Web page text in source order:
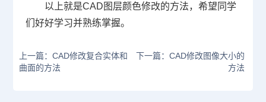
以上就是CAD 图层颜色修改的方法，希望同学
们好好学习并熟练掌握。
上一篇：CAD修改复合实体和
曲面的方法
下一篇：CAD修改图像大小的
方法